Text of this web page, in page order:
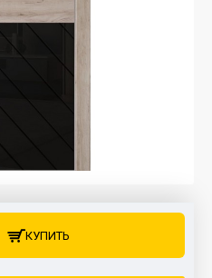
КУПИТЬ